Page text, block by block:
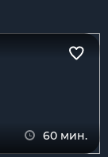
60 мин.